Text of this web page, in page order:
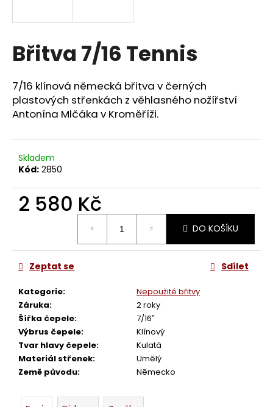
Břitva 7/16 Tennis
7/16 klínová německá břitva v černých
plastových střenkách z věhlasného nožířství
Antonína Mlčáka v Kroměříži.
Skladem
Kód: 2850
2 580 Kč
DO KOŠÍKU
Kategorie:
Nepoužité břitvy
Záruka:
2 roky
Šířka čepele:
7/16″
Výbrus čepele:
Klínový
Tvar hlavy čepele:
Kulatá
Materiál střenek:
Umělý
Země původu: Německo
Zeptat se Sdílet
í
t
?
HLEDAT
D
o
r
u
č
u
e
m
e
BŘITVA
BRADREI